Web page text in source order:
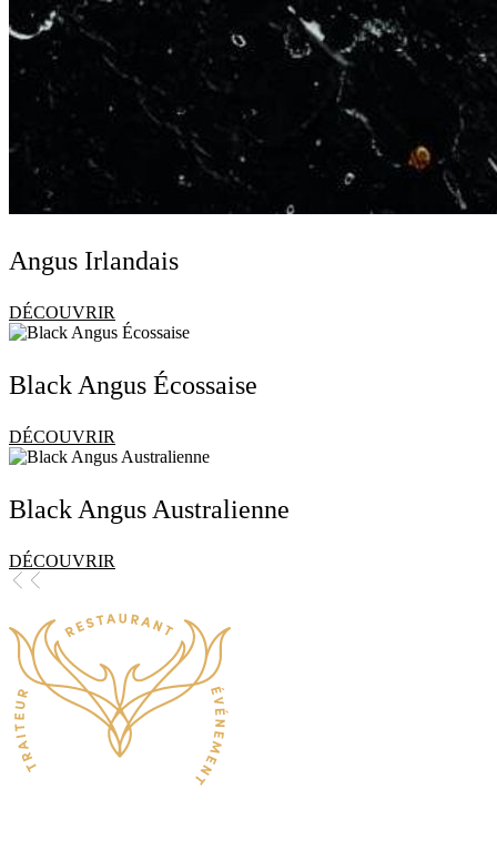
Angus Irlandais
DÉCOUVRIR
Black Angus Écossaise
DÉCOUVRIR
Black Angus Australienne
DÉCOUVRIR